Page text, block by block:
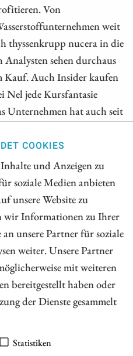
COOKIES
und Anzeigen zu
soziale Medien anbieten
unsere Website zu
wir Informationen zu Ihrer
unsere Partner für soziale
weiter. Unsere Partner
mit weiteren
bereitgestellt haben oder
der Dienste gesammelt
Statistiken
Von
weit
thyssenkrupp nucera in die
sehen durchaus
Kauf. Auch Insider kaufen
Nel jede Kursfantasie
Unternehmen hat auch seit
der Aktie. Doch
7
aus allen Teilen der Welt